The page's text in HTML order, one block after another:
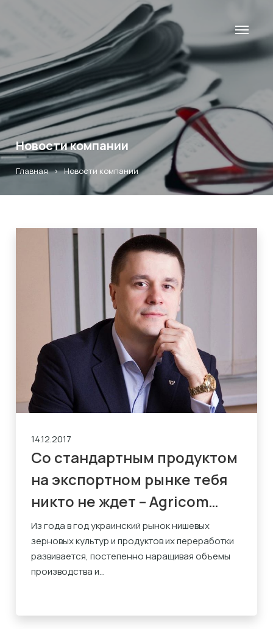
Новости компании
Главная>Новости компании
14.12.2017
Со стандартным продуктом
на экспортном рынке тебя
никто не ждет – Agricom
Group
Из года в год украинский рынок нишевых
зерновых культур и продуктов их переработки
развивается, постепенно наращивая объемы
производства и...